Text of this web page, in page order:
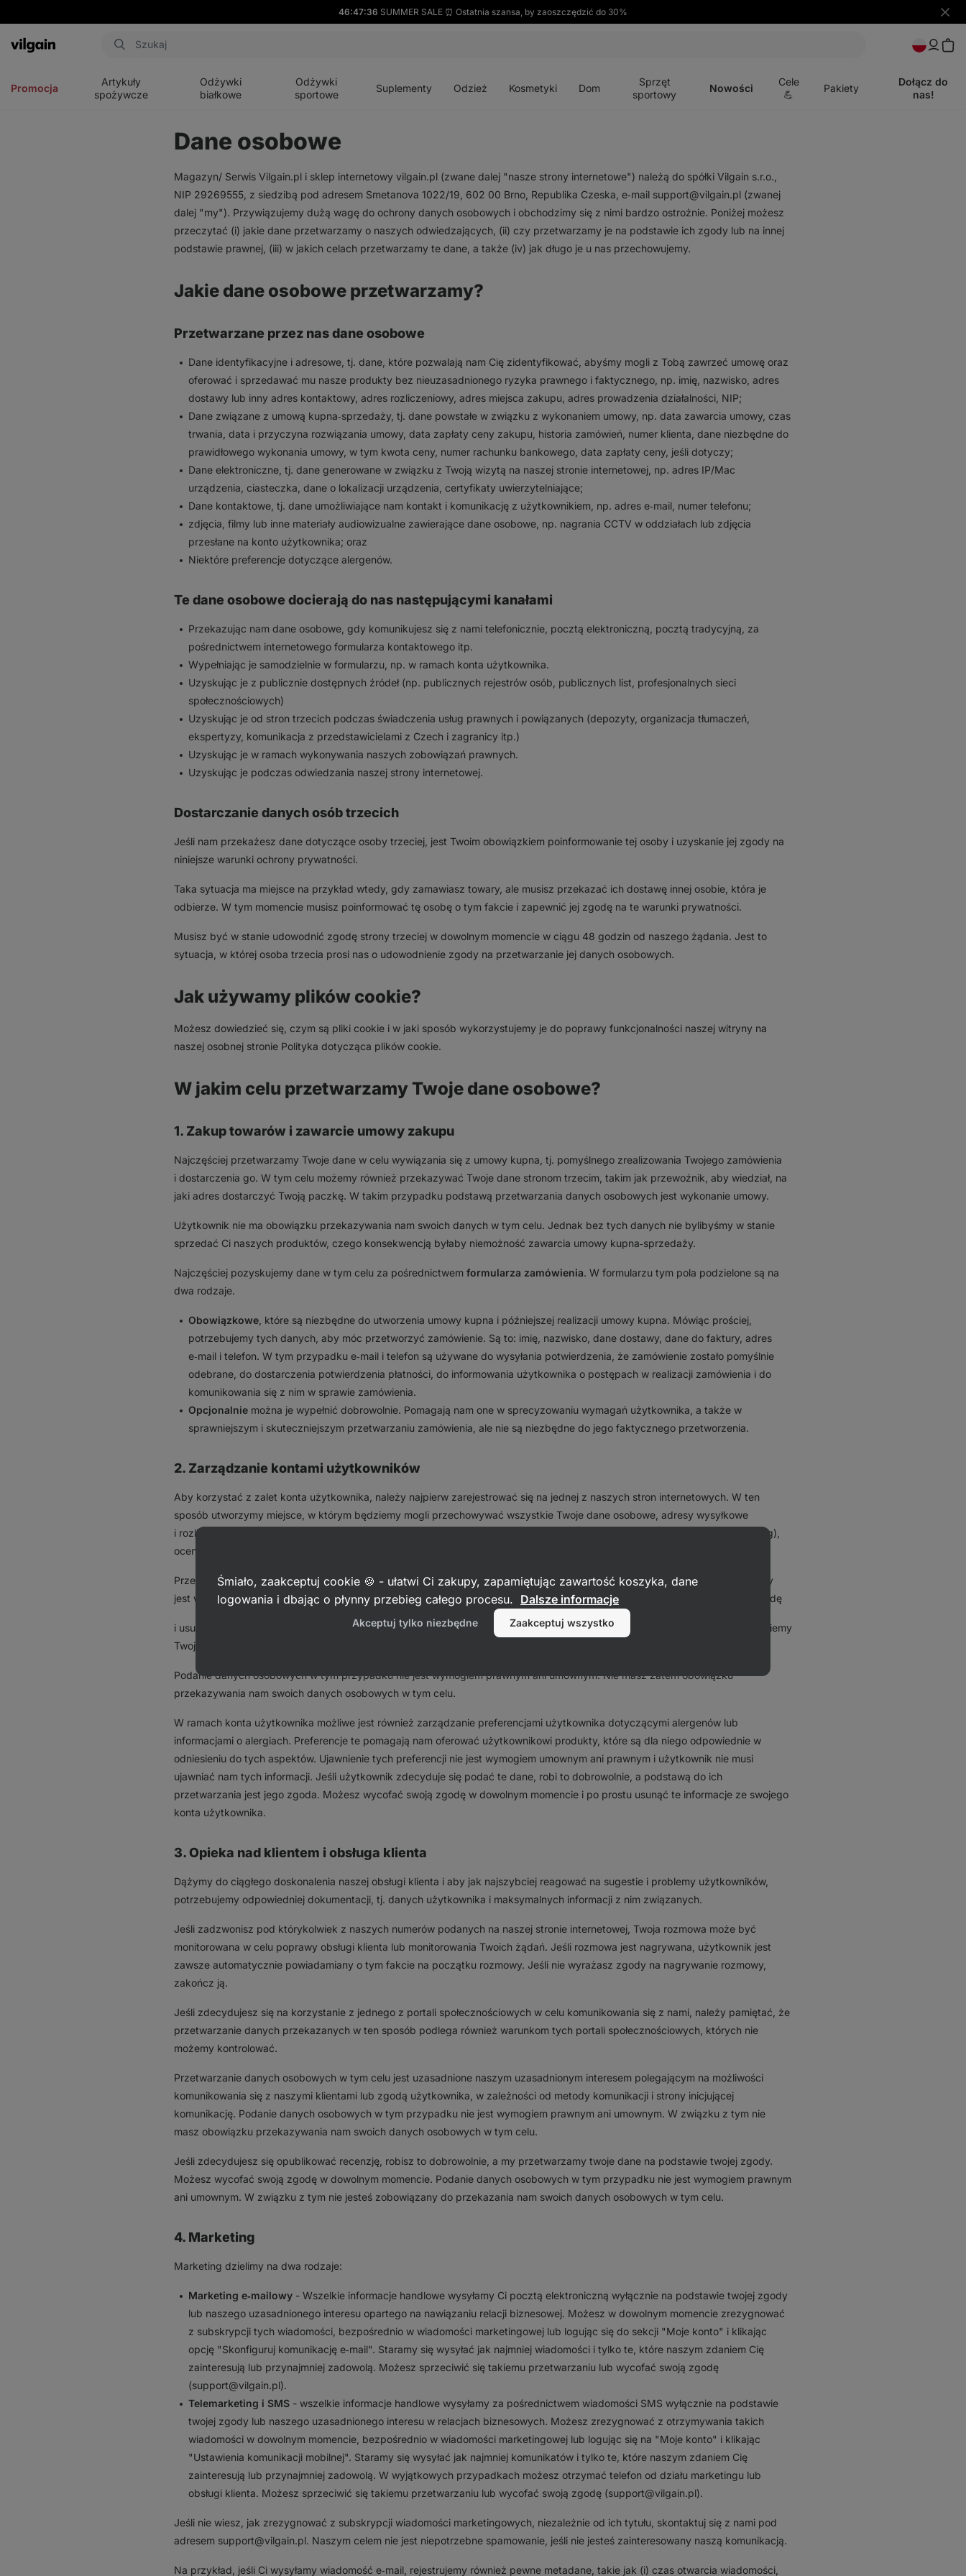
46:47:36 SUMMER SALE ⏰ Ostatnia szansa, by zaoszczędzić do 30%
Ukryj
Aktin
Promocja
Artykuły
spożywcze
Odżywki
białkowe
Odżywki
sportowe
Suplementy Odzież Kosmetyki Dom
Sprzęt
sportowy
Nowości
Cele
💪
menu
Pakiety
Dołącz do
nas!
Dane osobowe
Magazyn/ Serwis Vilgain.pl i sklep internetowy vilgain.pl (zwane dalej "nasze strony internetowe") należą do spółki Vilgain s.r.o.,
NIP 29269555, z siedzibą pod adresem Smetanova 1022/19, 602 00 Brno, Republika Czeska, e‑mail support@vilgain.pl (zwanej
dalej "my"). Przywiązujemy dużą wagę do ochrony danych osobowych i obchodzimy się z nimi bardzo ostrożnie. Poniżej możesz
przeczytać (i) jakie dane przetwarzamy o naszych odwiedzających, (ii) czy przetwarzamy je na podstawie ich zgody lub na innej
podstawie prawnej, (iii) w jakich celach przetwarzamy te dane, a także (iv) jak długo je u nas przechowujemy.
Jakie dane osobowe przetwarzamy?
Przetwarzane przez nas dane osobowe
Dane identyfikacyjne i adresowe, tj. dane, które pozwalają nam Cię zidentyfikować, abyśmy mogli z Tobą zawrzeć umowę oraz
oferować i sprzedawać mu nasze produkty bez nieuzasadnionego ryzyka prawnego i faktycznego, np. imię, nazwisko, adres
dostawy lub inny adres kontaktowy, adres rozliczeniowy, adres miejsca zakupu, adres prowadzenia działalności, NIP;
Dane związane z umową kupna‑sprzedaży, tj. dane powstałe w związku z wykonaniem umowy, np. data zawarcia umowy, czas
trwania, data i przyczyna rozwiązania umowy, data zapłaty ceny zakupu, historia zamówień, numer klienta, dane niezbędne do
prawidłowego wykonania umowy, w tym kwota ceny, numer rachunku bankowego, data zapłaty ceny, jeśli dotyczy;
Dane elektroniczne, tj. dane generowane w związku z Twoją wizytą na naszej stronie internetowej, np. adres IP/Mac
urządzenia, ciasteczka, dane o lokalizacji urządzenia, certyfikaty uwierzytelniające;
Dane kontaktowe, tj. dane umożliwiające nam kontakt i komunikację z użytkownikiem, np. adres e‑mail, numer telefonu;
zdjęcia, filmy lub inne materiały audiowizualne zawierające dane osobowe, np. nagrania CCTV w oddziałach lub zdjęcia
przesłane na konto użytkownika; oraz
Niektóre preferencje dotyczące alergenów.
Te dane osobowe docierają do nas następującymi kanałami
Przekazując nam dane osobowe, gdy komunikujesz się z nami telefonicznie, pocztą elektroniczną, pocztą tradycyjną, za
pośrednictwem internetowego formularza kontaktowego itp.
Wypełniając je samodzielnie w formularzu, np. w ramach konta użytkownika.
Uzyskując je z publicznie dostępnych źródeł (np. publicznych rejestrów osób, publicznych list, profesjonalnych sieci
społecznościowych)
Uzyskując je od stron trzecich podczas świadczenia usług prawnych i powiązanych (depozyty, organizacja tłumaczeń,
ekspertyzy, komunikacja z przedstawicielami z Czech i zagranicy itp.)
Uzyskując je w ramach wykonywania naszych zobowiązań prawnych.
Uzyskując je podczas odwiedzania naszej strony internetowej.
Dostarczanie danych osób trzecich
Jeśli nam przekażesz dane dotyczące osoby trzeciej, jest Twoim obowiązkiem poinformowanie tej osoby i uzyskanie jej zgody na
niniejsze warunki ochrony prywatności.
Taka sytuacja ma miejsce na przykład wtedy, gdy zamawiasz towary, ale musisz przekazać ich dostawę innej osobie, która je
odbierze. W tym momencie musisz poinformować tę osobę o tym fakcie i zapewnić jej zgodę na te warunki prywatności.
Musisz być w stanie udowodnić zgodę strony trzeciej w dowolnym momencie w ciągu 48 godzin od naszego żądania. Jest to
sytuacja, w której osoba trzecia prosi nas o udowodnienie zgody na przetwarzanie jej danych osobowych.
Jak używamy plików cookie?
Możesz dowiedzieć się, czym są pliki cookie i w jaki sposób wykorzystujemy je do poprawy funkcjonalności naszej witryny na
naszej osobnej stronie Polityka dotycząca plików cookie.
W jakim celu przetwarzamy Twoje dane osobowe?
1. Zakup towarów i zawarcie umowy zakupu
Najczęściej przetwarzamy Twoje dane w celu wywiązania się z umowy kupna, tj. pomyślnego zrealizowania Twojego zamówienia
i dostarczenia go. W tym celu możemy również przekazywać Twoje dane stronom trzecim, takim jak przewoźnik, aby wiedział, na
jaki adres dostarczyć Twoją paczkę. W takim przypadku podstawą przetwarzania danych osobowych jest wykonanie umowy.
Użytkownik nie ma obowiązku przekazywania nam swoich danych w tym celu. Jednak bez tych danych nie bylibyśmy w stanie
sprzedać Ci naszych produktów, czego konsekwencją byłaby niemożność zawarcia umowy kupna‑sprzedaży.
Najczęściej pozyskujemy dane w tym celu za pośrednictwem formularza zamówienia. W formularzu tym pola podzielone są na
dwa rodzaje.
Obowiązkowe , które są niezbędne do utworzenia umowy kupna i późniejszej realizacji umowy kupna. Mówiąc prościej,
potrzebujemy tych danych, aby móc przetworzyć zamówienie. Są to: imię, nazwisko, dane dostawy, dane do faktury, adres
e‑mail i telefon. W tym przypadku e‑mail i telefon są używane do wysyłania potwierdzenia, że zamówienie zostało pomyślnie
odebrane, do dostarczenia potwierdzenia płatności, do informowania użytkownika o postępach w realizacji zamówienia i do
komunikowania się z nim w sprawie zamówienia.
Opcjonalnie można je wypełnić dobrowolnie. Pomagają nam one w sprecyzowaniu wymagań użytkownika, a także w
sprawniejszym i skuteczniejszym przetwarzaniu zamówienia, ale nie są niezbędne do jego faktycznego przetworzenia.
2. Zarządzanie kontami użytkowników
Aby korzystać z zalet konta użytkownika, należy najpierw zarejestrować się na jednej z naszych stron internetowych. W ten
sposób utworzymy miejsce, w którym będziemy mogli przechowywać wszystkie Twoje dane osobowe, adresy wysyłkowe
i rozliczeniowe, ustawienia, członkostwo w programach lojalnościowych, listy zakupów, ulubione, śledzone produkty (watchdog),
oceny produktów, wypełnione opinie z ankiet i inne podobne dane.
Przetwarzanie danych osobowych w tym celu jest uzasadnione Twoją zgodą. Podanie danych osobowych na podstawie zgody
jest w tym przypadku dobrowolne, ale bez niej utworzenie konta użytkownika nie byłoby możliwe. Możesz wycofać swoją zgodę
i usunąć swoje konto w dowolnym momencie. Jeśli poinformujesz nas, że nie chcesz już być zarejestrowany, natychmiast usuniemy
Twoje konto.
Podanie danych osobowych w tym przypadku nie jest wymogiem prawnym ani umownym. Nie masz zatem obowiązku
przekazywania nam swoich danych osobowych w tym celu.
W ramach konta użytkownika możliwe jest również zarządzanie preferencjami użytkownika dotyczącymi alergenów lub
informacjami o alergiach. Preferencje te pomagają nam oferować użytkownikowi produkty, które są dla niego odpowiednie w
odniesieniu do tych aspektów. Ujawnienie tych preferencji nie jest wymogiem umownym ani prawnym i użytkownik nie musi
ujawniać nam tych informacji. Jeśli użytkownik zdecyduje się podać te dane, robi to dobrowolnie, a podstawą do ich
przetwarzania jest jego zgoda. Możesz wycofać swoją zgodę w dowolnym momencie i po prostu usunąć te informacje ze swojego
konta użytkownika.
3. Opieka nad klientem i obsługa klienta
Dążymy do ciągłego doskonalenia naszej obsługi klienta i aby jak najszybciej reagować na sugestie i problemy użytkowników,
potrzebujemy odpowiedniej dokumentacji, tj. danych użytkownika i maksymalnych informacji z nim związanych.
Jeśli zadzwonisz pod którykolwiek z naszych numerów podanych na naszej stronie internetowej, Twoja rozmowa może być
monitorowana w celu poprawy obsługi klienta lub monitorowania Twoich żądań. Jeśli rozmowa jest nagrywana, użytkownik jest
zawsze automatycznie powiadamiany o tym fakcie na początku rozmowy. Jeśli nie wyrażasz zgody na nagrywanie rozmowy,
zakończ ją.
Jeśli zdecydujesz się na korzystanie z jednego z portali społecznościowych w celu komunikowania się z nami, należy pamiętać, że
przetwarzanie danych przekazanych w ten sposób podlega również warunkom tych portali społecznościowych, których nie
możemy kontrolować.
Przetwarzanie danych osobowych w tym celu jest uzasadnione naszym uzasadnionym interesem polegającym na możliwości
komunikowania się z naszymi klientami lub zgodą użytkownika, w zależności od metody komunikacji i strony inicjującej
komunikację. Podanie danych osobowych w tym przypadku nie jest wymogiem prawnym ani umownym. W związku z tym nie
masz obowiązku przekazywania nam swoich danych osobowych w tym celu.
Jeśli zdecydujesz się opublikować recenzję, robisz to dobrowolnie, a my przetwarzamy twoje dane na podstawie twojej zgody.
Możesz wycofać swoją zgodę w dowolnym momencie. Podanie danych osobowych w tym przypadku nie jest wymogiem prawnym
ani umownym. W związku z tym nie jesteś zobowiązany do przekazania nam swoich danych osobowych w tym celu.
4. Marketing
Marketing dzielimy na dwa rodzaje:
Marketing e‑mailowy - Wszelkie informacje handlowe wysyłamy Ci pocztą elektroniczną wyłącznie na podstawie twojej zgody
lub naszego uzasadnionego interesu opartego na nawiązaniu relacji biznesowej. Możesz w dowolnym momencie zrezygnować
z subskrypcji tych wiadomości, bezpośrednio w wiadomości marketingowej lub logując się do sekcji "Moje konto" i klikając
opcję "Skonfiguruj komunikację e‑mail". Staramy się wysyłać jak najmniej wiadomości i tylko te, które naszym zdaniem Cię
zainteresują lub przynajmniej zadowolą. Możesz sprzeciwić się takiemu przetwarzaniu lub wycofać swoją zgodę
(support@vilgain.pl).
Telemarketing i SMS - wszelkie informacje handlowe wysyłamy za pośrednictwem wiadomości SMS wyłącznie na podstawie
twojej zgody lub naszego uzasadnionego interesu w relacjach biznesowych. Możesz zrezygnować z otrzymywania takich
wiadomości w dowolnym momencie, bezpośrednio w wiadomości marketingowej lub logując się na "Moje konto" i klikając
"Ustawienia komunikacji mobilnej". Staramy się wysyłać jak najmniej komunikatów i tylko te, które naszym zdaniem Cię
zainteresują lub przynajmniej zadowolą. W wyjątkowych przypadkach możesz otrzymać telefon od działu marketingu lub
obsługi klienta. Możesz sprzeciwić się takiemu przetwarzaniu lub wycofać swoją zgodę (support@vilgain.pl).
Jeśli nie wiesz, jak zrezygnować z subskrypcji wiadomości marketingowych, niezależnie od ich tytułu, skontaktuj się z nami pod
adresem support@vilgain.pl. Naszym celem nie jest niepotrzebne spamowanie, jeśli nie jesteś zainteresowany naszą komunikacją.
Na przykład, jeśli Ci wysyłamy wiadomość e‑mail, rejestrujemy również pewne metadane, takie jak (i) czas otwarcia wiadomości,
Śmiało, zaakceptuj cookie 🍪 - ułatwi Ci zakupy, zapamiętując zawartość koszyka, dane
logowania i dbając o płynny przebieg całego procesu. Dalsze informacje
Akceptuj tylko niezbędne Zaakceptuj wszystko